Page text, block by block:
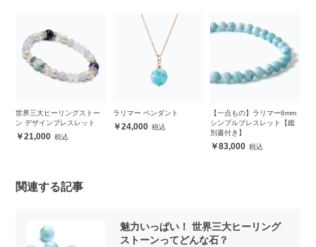
世界三大ヒーリングストー
ン デザインブレスレット
21,000
ラリマー ペンダント
24,000
【一点もの】ラリマー6mm
シンプルブレスレット【鑑
別書付き】
83,000
関連する記事
魅力いっぱい！ 世界三大ヒーリング
ストーンってどんな石？